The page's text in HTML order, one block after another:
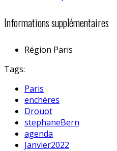
Informations supplémentaires
Région Paris
Tags:
Paris
enchères
Drouot
stephaneBern
agenda
Janvier2022